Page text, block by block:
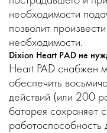
необходимости
позволит
необходимости.
Dixion Heart PAD не
Heart PAD снабжен
обеспечить
действий (или 200
батарея сохраняет
работоспособность